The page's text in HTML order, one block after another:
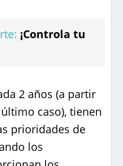
¡Controla tu
2 años (a partir
caso), tienen
prioridades de
los